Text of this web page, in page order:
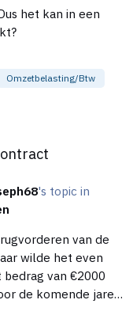
het kan in een
Omzetbelasting/btw
's topic in
van de
wilde het even
de komende jaren